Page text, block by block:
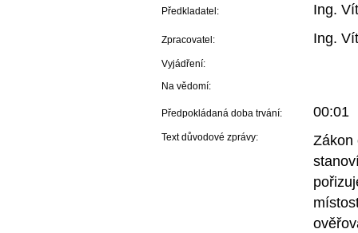
Předkladatel: Ing.
Zpracovatel: Ing.
Vyjádření:
Na vědomí:
Předpokládaná doba trvání: 00:01
Text důvodové zprávy:
Zákon